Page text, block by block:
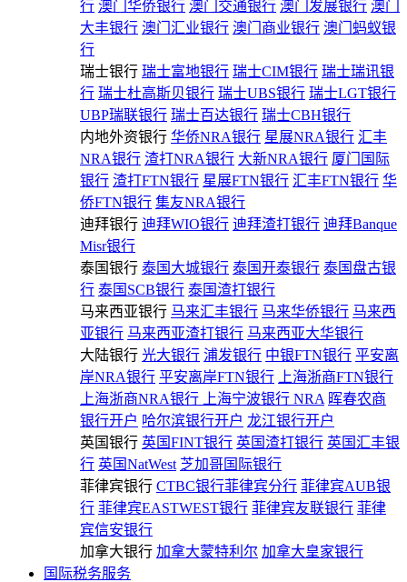
行 澳门华侨银行 澳门交通银行 澳门发展银行 澳门
大丰银行 澳门汇业银行 澳门商业银行 澳门蚂蚁银
行
瑞士银行 瑞士富地银行 瑞士CIM银行 瑞士瑞讯银
行 瑞士杜高斯贝银行 瑞士UBS银行 瑞士LGT银行
UBP瑞联银行 瑞士百达银行 瑞士CBH银行
内地外资银行 华侨NRA银行 星展NRA银行 汇丰
NRA银行 渣打NRA银行 大新NRA银行 厦门国际
银行 渣打FTN银行 星展FTN银行 汇丰FTN银行 华
侨FTN银行 集友NRA银行
迪拜银行 迪拜WIO银行 迪拜渣打银行 迪拜Banque
Misr银行
泰国银行 泰国大城银行 泰国开泰银行 泰国盘古银
行 泰国SCB银行 泰国渣打银行
马来西亚银行 马来汇丰银行 马来华侨银行 马来西
亚银行 马来西亚渣打银行 马来西亚大华银行
大陆银行 光大银行 浦发银行 中银FTN银行 平安离
岸NRA银行 平安离岸FTN银行
上海浙商FTN银行
上海浙商NRA银行
上海宁波银行 NRA 晖春农商
银行开户 哈尔滨银行开户 龙江银行开户
英国银行 英国FINT银行 英国渣打银行 英国汇丰银
行 英国NatWest 芝加哥国际银行
菲律宾银行 CTBC银行菲律宾分行 菲律宾AUB银
行 菲律宾EASTWEST银行 菲律宾友联银行 菲律
宾信安银行
加拿大银行 加拿大蒙特利尔 加拿大皇家银行
国际税务服务